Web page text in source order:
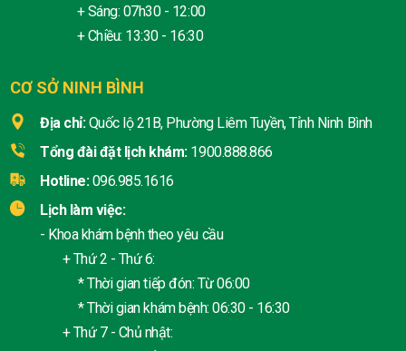
+ Sáng: 07h30 - 12:00
+ Chiều: 13:30 - 16:30
CƠ SỞ NINH BÌNH
Địa chỉ: Quốc lộ 21B, Phường Liêm Tuyền, Tỉnh Ninh Bình
Tổng đài đặt lịch khám: 1900.888.866
Hotline: 096.985.1616
Lịch làm việc:
- Khoa khám bệnh theo yêu cầu
+ Thứ 2 - Thứ 6:
* Thời gian tiếp đón: Từ 06:00
* Thời gian khám bệnh: 06:30 - 16:30
+ Thứ 7 - Chủ nhật: